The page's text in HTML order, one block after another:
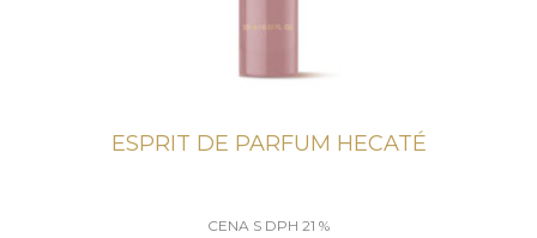
ESPRIT DE PARFUM HECATÉ
CENA S DPH 21 %